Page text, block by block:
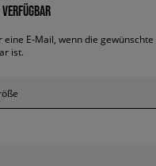
eine E-Mail, wenn die gewünschte
ist.